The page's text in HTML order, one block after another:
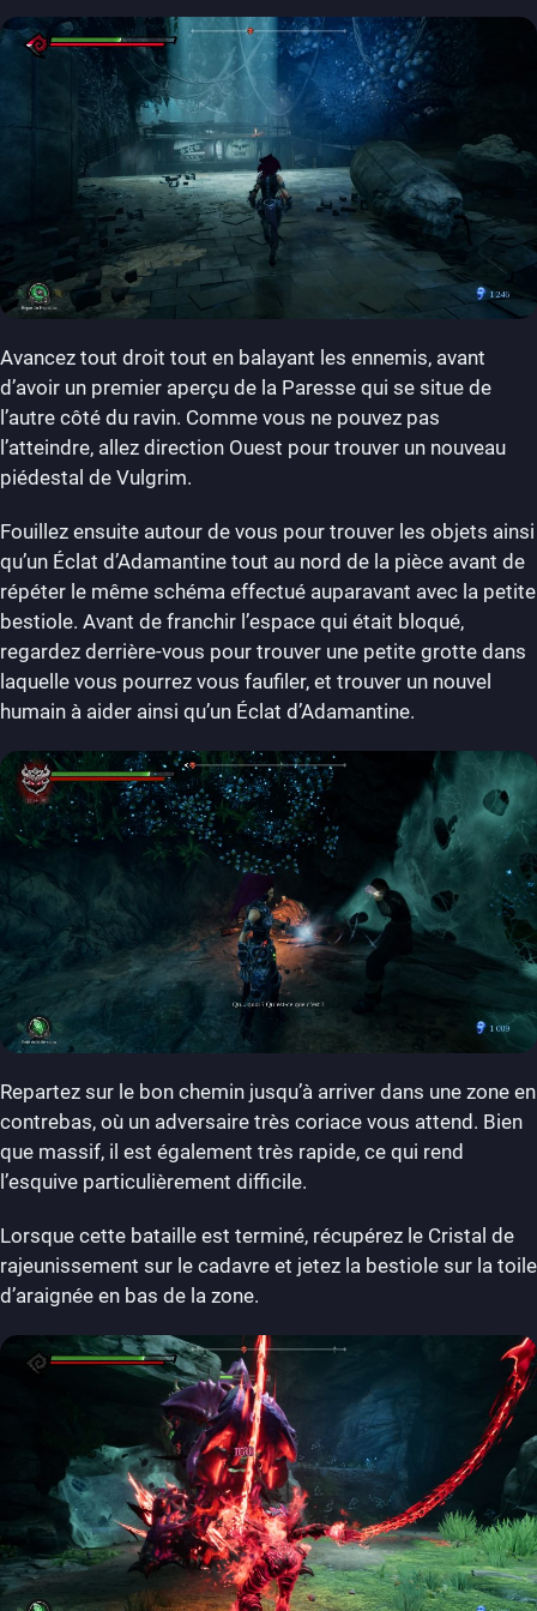
Avancez tout droit tout en balayant les ennemis, avant
d’avoir un premier aperçu de la Paresse qui se situe de
l’autre côté du ravin. Comme vous ne pouvez pas
l’atteindre, allez direction Ouest pour trouver un nouveau
piédestal de Vulgrim.
Fouillez ensuite autour de vous pour trouver les objets ainsi
qu’un Éclat d’Adamantine tout au nord de la pièce avant de
répéter le même schéma effectué auparavant avec la petite
bestiole. Avant de franchir l’espace qui était bloqué,
regardez derrière-vous pour trouver une petite grotte dans
laquelle vous pourrez vous faufiler, et trouver un nouvel
humain à aider ainsi qu’un Éclat d’Adamantine.
Repartez sur le bon chemin jusqu’à arriver dans une zone en
contrebas, où un adversaire très coriace vous attend. Bien
que massif, il est également très rapide, ce qui rend
l’esquive particulièrement difficile.
Lorsque cette bataille est terminé, récupérez le Cristal de
rajeunissement sur le cadavre et jetez la bestiole sur la toile
d’araignée en bas de la zone.